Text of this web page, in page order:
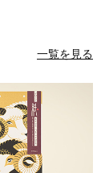
げのお客さま
イアリー』＜
い上げのお客
一覧を見る